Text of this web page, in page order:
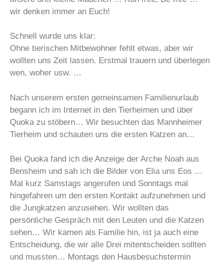
wir denken immer an Euch!
Schnell wurde uns klar:
Ohne tierischen Mitbewohner fehlt etwas, aber wir
wollten uns Zeit lassen. Erstmal trauern und überlegen
wen, woher usw. …
Nach unserem ersten gemeinsamen Familienurlaub
begann ich im Internet in den Tierheimen und über
Quoka zu stöbern… Wir besuchten das Mannheimer
Tierheim und schauten uns die ersten Katzen an…
Bei Quoka fand ich die Anzeige der Arche Noah aus
Bensheim und sah ich die Bilder von Elia uns Eos …
Mal kurz Samstags angerufen und Sonntags mal
hingefahren um den ersten Kontakt aufzunehmen und
die Jungkatzen anzusehen. Wir wollten das
persönliche Gespräch mit den Leuten und die Katzen
sehen… Wir kamen als Familie hin, ist ja auch eine
Entscheidung, die wir alle Drei mitentscheiden sollten
und mussten… Montags den Hausbesuchstermin